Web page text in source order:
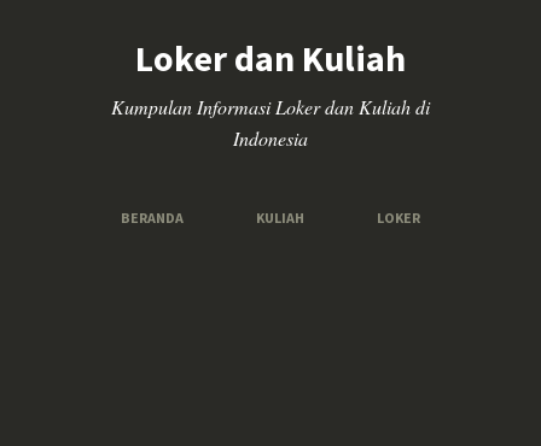
Loker dan Kuliah
Kumpulan Informasi Loker dan Kuliah di
Indonesia
BERANDA KULIAH LOKER